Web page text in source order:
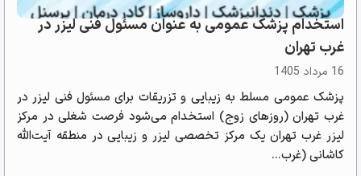
استخدام پزشک عمومی به عنوان مسئول فنی لیزر در
غرب تهران
16 مرداد 1405
پزشک عمومی مسلط به زیبایی و تزریقات برای مسئول فنی لیزر در
غرب تهران (روزهای زوج) استخدام می‌شود فرصت شغلی در مرکز
لیزر غرب تهران یک مرکز تخصصی لیزر و زیبایی در منطقه آیت‌الله
کاشانی (غرب...